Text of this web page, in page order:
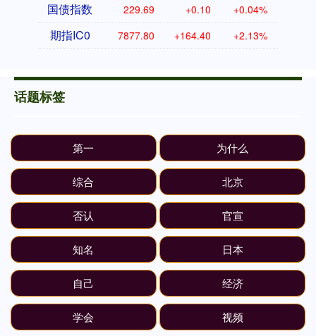
国债指数 229.69 +0.10 +0.04%
期指IC0 7877.80 +164.40 +2.13%
话题标签
第一 为什么
综合 北京
否认 官宣
知名 日本
自己 经济
学会 视频